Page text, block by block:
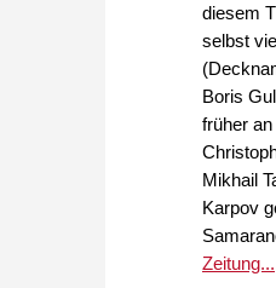
diesem
selbst
Boris
früher
Mikhail
Karpov
Zeitung...